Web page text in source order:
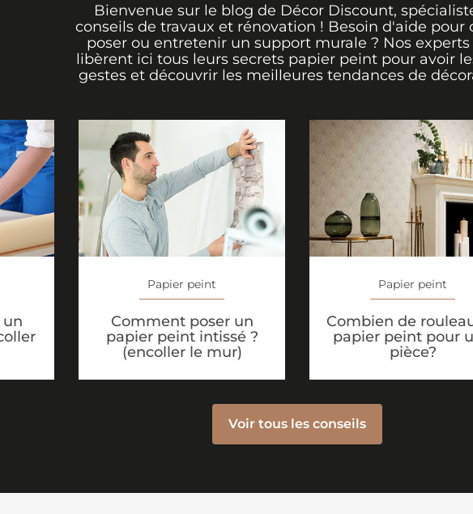
Bienvenue sur le blog de Décor Discount,
conseils de travaux et rénovation ! Besoin d'aide pour
poser ou entretenir un support murale ? Nos experts
libèrent ici tous leurs secrets papier peint pour avoir
gestes et découvrir les meilleures tendances de
un
Papier peint
Comment poser un
papier peint intissé ?
(encoller le mur)
Papier peint
Combien de
papier peint pour
pièce?
Voir tous les conseils